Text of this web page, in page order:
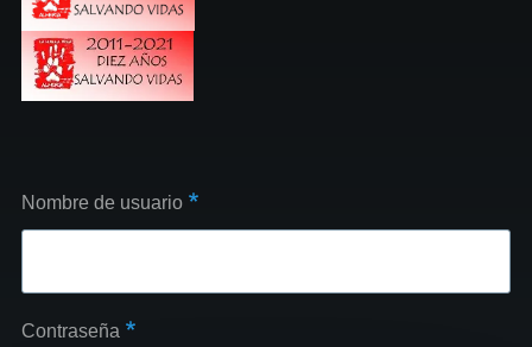
Nombre de usuario
Contraseña